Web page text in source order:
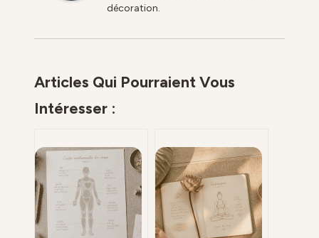
décoration.
Articles Qui Pourraient Vous
Intéresser :